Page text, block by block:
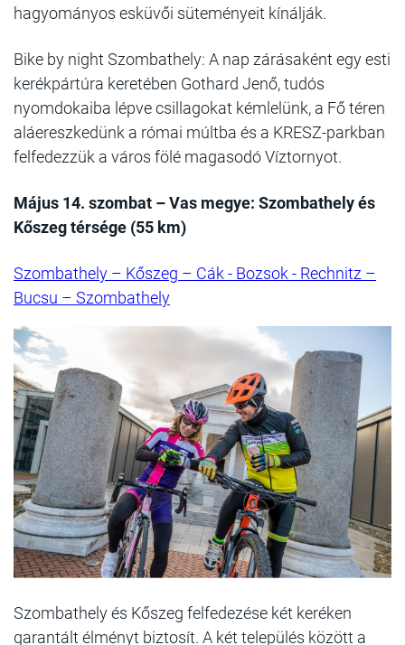
hagyományos esküvői süteményeit kínálják.
Bike by night Szombathely: A nap zárásaként egy esti
kerékpártúra keretében Gothard Jenő, tudós
nyomdokaiba lépve csillagokat kémlelünk, a Fő téren
aláereszkedünk a római múltba és a KRESZ-parkban
felfedezzük a város fölé magasodó Víztornyot.
Május 14. szombat – Vas megye: Szombathely és
Kőszeg térsége (55 km)
Szombathely – Kőszeg – Cák - Bozsok - Rechnitz –
Bucsu – Szombathely
Szombathely és Kőszeg felfedezése két keréken
garantált élményt biztosít. A két település között a